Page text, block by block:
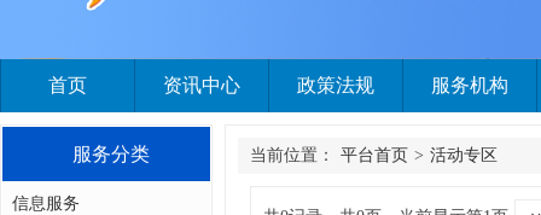
首页 资讯中心 政策法规 服务机构
服务分类
信息服务
当前位置： 平台首页 > 活动专区